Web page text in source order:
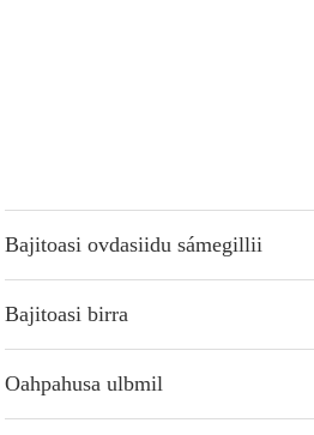
Bajitoasi ovdasiidu sámegillii
Bajitoasi birra
Oahpahusa ulbmil